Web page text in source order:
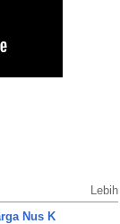
Lebih
Nus K